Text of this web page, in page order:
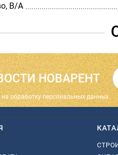
В/А
НОВАРЕНТ
обработку персональных данных.